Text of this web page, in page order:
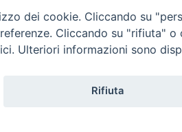
dei cookie. Cliccando su
Cliccando su "rifiuta"
Ulteriori informazioni sono
Rifiuta